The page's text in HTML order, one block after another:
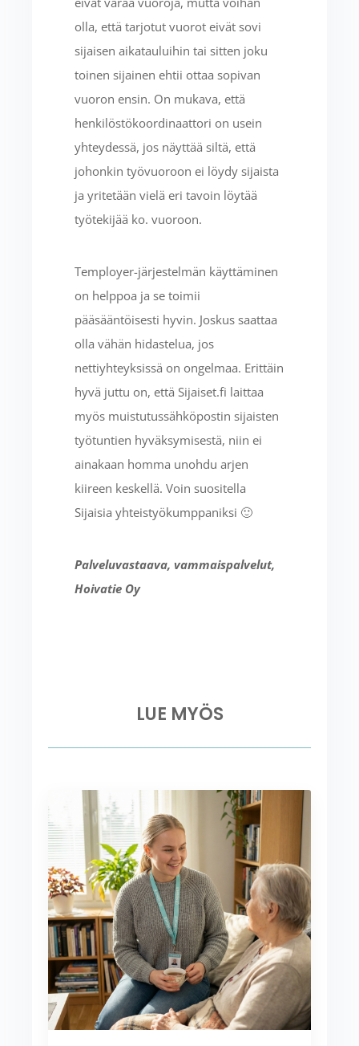
olla, että tarjotut vuorot eivät sovi
sijaisen aikatauluihin tai sitten joku
toinen sijainen ehtii ottaa sopivan
vuoron ensin. On mukava, että
henkilöstökoordinaattori on usein
yhteydessä, jos näyttää siltä, että
johonkin työvuoroon ei löydy sijaista
ja yritetään vielä eri tavoin löytää
työtekijää ko. vuoroon.
Temployer-järjestelmän käyttäminen
on helppoa ja se toimii
pääsääntöisesti hyvin. Joskus saattaa
olla vähän hidastelua, jos
nettiyhteyksissä on ongelmaa. Erittäin
hyvä juttu on, että Sijaiset.fi laittaa
myös muistutussähköpostin sijaisten
työtuntien hyväksymisestä, niin ei
ainakaan homma unohdu arjen
kiireen keskellä. Voin suositella
Sijaisia yhteistyökumppaniksi 🙂
Palveluvastaava, vammaispalvelut,
Hoivatie Oy
LUE MYÖS